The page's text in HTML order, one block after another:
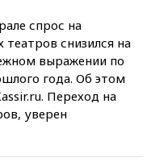
спрос на
снизился на
выражении по
года. Об этом
Переход на
уверен